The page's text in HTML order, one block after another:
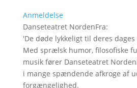
Anmeldelse
Danseteatret NordenFra:
'De døde lykkeligt til deres dages
Med sprælsk humor, filosofiske
musik fører Danseteatret
i mange spændende afkroge af
forgængelighed.